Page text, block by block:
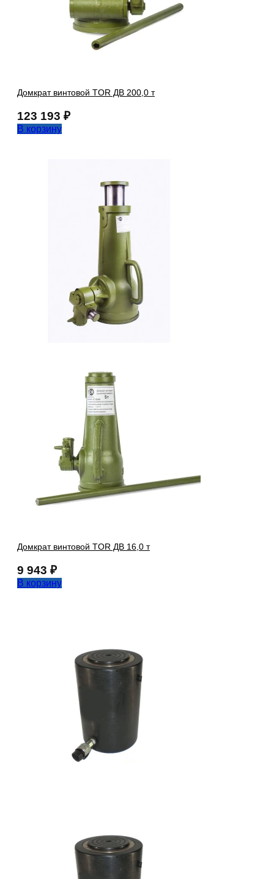
Домкрат винтовой TOR ДВ 200,0 т
123 193 ₽
В корзину
Домкрат винтовой TOR ДВ 16,0 т
9 943 ₽
В корзину